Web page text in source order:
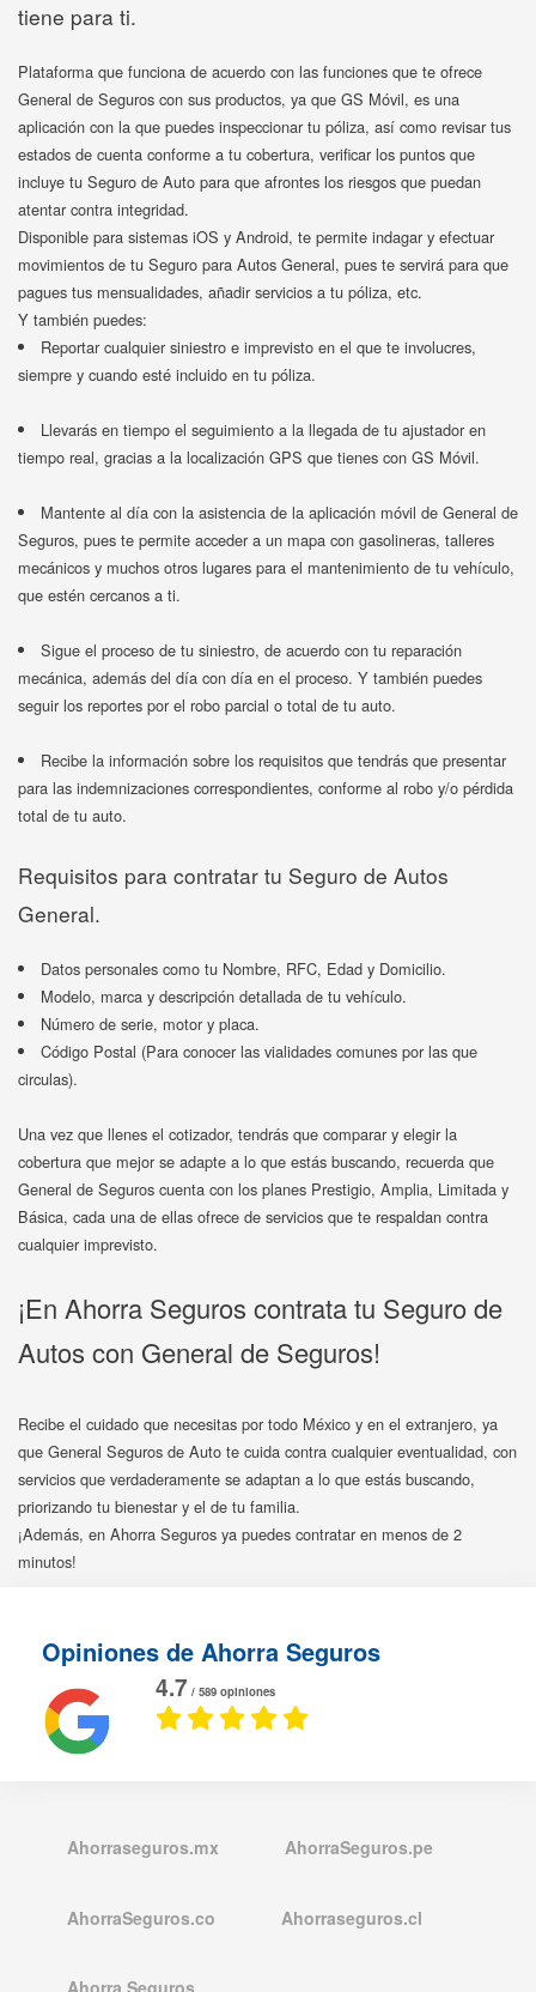
tiene para ti.
Plataforma que funciona de acuerdo con las funciones que te ofrece
General de Seguros con sus productos, ya que GS Móvil, es una
aplicación con la que puedes inspeccionar tu póliza, así como revisar tus
estados de cuenta conforme a tu cobertura, verificar los puntos que
incluye tu Seguro de Auto para que afrontes los riesgos que puedan
atentar contra integridad.
Disponible para sistemas iOS y Android, te permite indagar y efectuar
movimientos de tu Seguro para Autos General, pues te servirá para que
pagues tus mensualidades, añadir servicios a tu póliza, etc.
Y también puedes:
Reportar cualquier siniestro e imprevisto en el que te involucres,
siempre y cuando esté incluido en tu póliza.
Llevarás en tiempo el seguimiento a la llegada de tu ajustador en
tiempo real, gracias a la localización GPS que tienes con GS Móvil.
Mantente al día con la asistencia de la aplicación móvil de General de
Seguros, pues te permite acceder a un mapa con gasolineras, talleres
mecánicos y muchos otros lugares para el mantenimiento de tu vehículo,
que estén cercanos a ti.
Sigue el proceso de tu siniestro, de acuerdo con tu reparación
mecánica, además del día con día en el proceso. Y también puedes
seguir los reportes por el robo parcial o total de tu auto.
Recibe la información sobre los requisitos que tendrás que presentar
para las indemnizaciones correspondientes, conforme al robo y/o pérdida
total de tu auto.
Requisitos para contratar tu Seguro de Autos
General.
Datos personales como tu Nombre, RFC, Edad y Domicilio.
Modelo, marca y descripción detallada de tu vehículo.
Número de serie, motor y placa.
Código Postal (Para conocer las vialidades comunes por las que
circulas).
Una vez que llenes el cotizador, tendrás que comparar y elegir la
cobertura que mejor se adapte a lo que estás buscando, recuerda que
General de Seguros cuenta con los planes Prestigio, Amplia, Limitada y
Básica, cada una de ellas ofrece de servicios que te respaldan contra
cualquier imprevisto.
¡En Ahorra Seguros contrata tu Seguro de
Autos con General de Seguros!
Recibe el cuidado que necesitas por todo México y en el extranjero, ya
que General Seguros de Auto te cuida contra cualquier eventualidad, con
servicios que verdaderamente se adaptan a lo que estás buscando,
priorizando tu bienestar y el de tu familia.
¡Además, en Ahorra Seguros ya puedes contratar en menos de 2
minutos!
Opiniones de Ahorra Seguros
4.7 / 589 opiniones
Ahorraseguros.mx AhorraSeguros.pe
AhorraSeguros.co Ahorraseguros.cl